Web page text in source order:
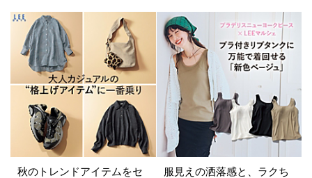
カラー
ホワイト ブラック グレー
ベージュ ブラウン オレンジ
イエロー ピンク
パープル グリーン ブルー
秋のトレンドアイテムをセ
服見えの洒落感と、ラクち